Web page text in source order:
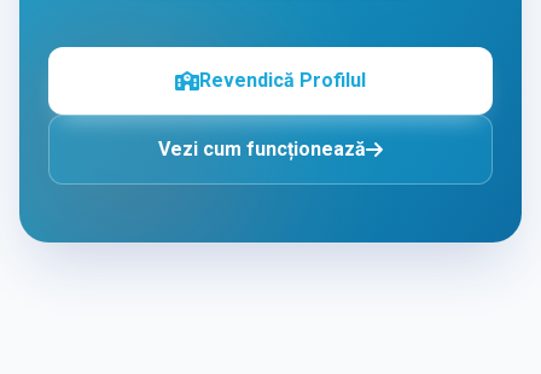
Revendică Profilul
Vezi cum funcționează